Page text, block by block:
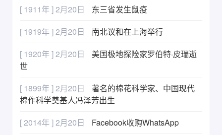
[ 1911年 ] 2月20日
东三省发生鼠疫
[ 1919年 ] 2月20日
南北议和在上海举行
[ 1920年 ] 2月20日
美国极地探险家罗伯特·皮瑞逝
世
[ 1899年 ] 2月20日
著名的棉花科学家、中国现代
棉作科学奠基人冯泽芳出生
[ 2014年 ] 2月20日
Facebook收购WhatsApp